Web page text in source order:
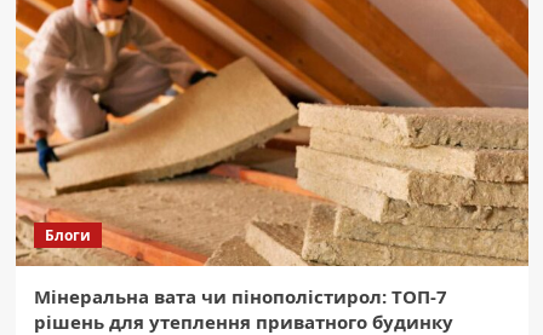
Блоги
Мінеральна вата чи пінополістирол: ТОП-7
рішень для утеплення приватного будинку